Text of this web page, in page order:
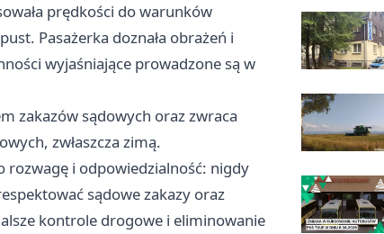
prędkości do warunków
Pasażerka doznała obrażeń i
wyjaśniające prowadzone są w
zakazów sądowych oraz zwraca
zwłaszcza zimą.
rozwagę i odpowiedzialność: nigdy
sądowe zakazy oraz
kontrole drogowe i eliminowanie